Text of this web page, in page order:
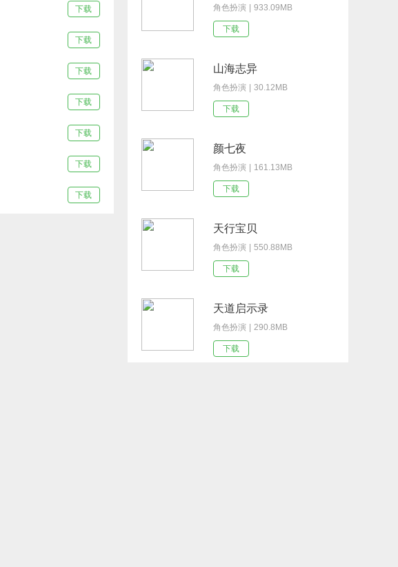
下载
下载
下载
下载
下载
下载
下载
角色扮演 | 933.09MB
下载
山海志异
角色扮演 | 30.12MB
下载
颜七夜
角色扮演 | 161.13MB
下载
天行宝贝
角色扮演 | 550.88MB
下载
天道启示录
角色扮演 | 290.8MB
下载